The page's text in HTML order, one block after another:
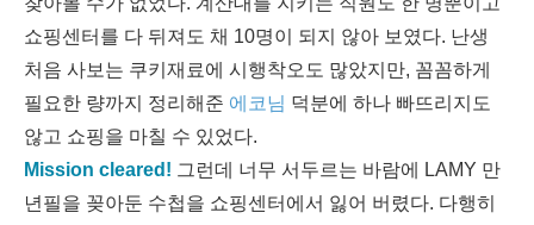
쇼핑센터를 다 뒤져도 채 10명이 되지 않아 보였다. 난생
처음 사보는 쿠키재료에 시행착오도 많았지만, 꼼꼼하게
필요한 량까지 정리해준 에코님 덕분에 하나 빠뜨리지도
않고 쇼핑을 마칠 수 있었다.
Mission cleared! 그런데 너무 서두르는 바람에 LAMY 만
년필을 꽂아둔 수첩을 쇼핑센터에서 잃어 버렸다. 다행히